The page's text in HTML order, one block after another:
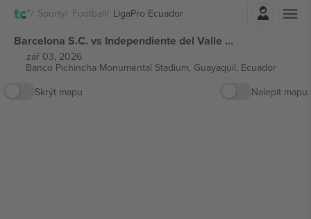
Sporty Football LigaPro EcuadorPřihlásit se
Barcelona S.C. vs Independiente del Valle LigaPro Ecuador vstupenek
zář 03, 2026
Banco Pichincha Monumental Stadium, Guayaquil, Ecuador
Skrýt mapu
Nalepit mapu